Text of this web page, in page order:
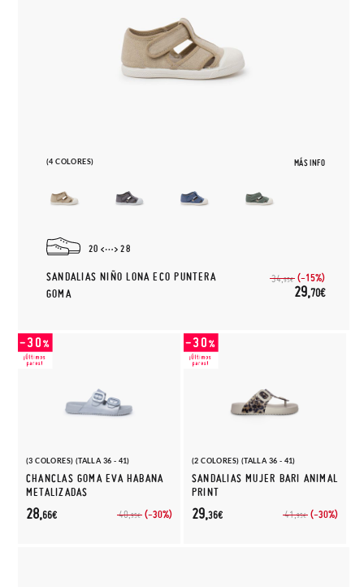
(4 COLORES) MÁS INFO
20 28
SANDALIAS NIÑO LONA ECO PUNTERA
GOMA
34,95€ (-15%)
29,70€
(3 COLORES) (TALLA 36 - 41)
CHANCLAS GOMA EVA HABANA
METALIZADAS
40,95€ (-30%)
28,66€
(2 COLORES) (TALLA 36 - 41)
SANDALIAS MUJER BARI ANIMAL
PRINT
41,95€ (-30%)
29,36€